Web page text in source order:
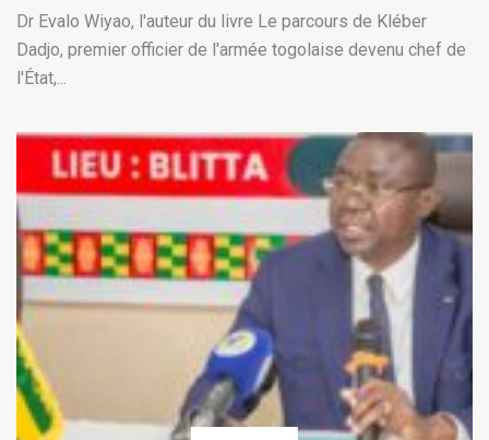
Dr Evalo Wiyao, l'auteur du livre Le parcours de Kléber
Dadjo, premier officier de l'armée togolaise devenu chef de
l'État,...